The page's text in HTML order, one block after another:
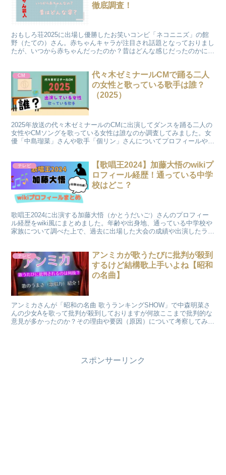
徹底調査！
おもしろ荘2025に出場し優勝したお笑いコンビ「ネコニニズ」の館
野（たての）さん。赤ちゃんキャラが注目され話題となっておりまし
たが、いつから赤ちゃんだったのか？昔はどんな感じだったのかにつ
CM
代々木ゼミナールCMで踊る二人
の女性と歌っている歌手は誰？
（2025）
2025年放送の代々木ゼミナールのCMに出演してダンスを踊る二人の
女性やCMソングを歌っている女性は誰なのか調査してみました。女
優「中島瑠菜」さんや歌手「個リン」さんについてプロフィールや経
テレビ
【歌唱王2024】加藤大悟のwikiプ
ロフィール経歴！通っている中学
校はどこ？
歌唱王2024に出演する加藤大悟（かとうだいご）さんのプロフィー
ル経歴をwiki風にまとめました。年齢や出身地、通っている中学校や
家族について調べた上で、過去に出場した大会の成績や出演したライ
テレビ
アンミカが歌うたびに批判が殺到
するけど結構歌上手いよね【昭和
の名曲】
アンミカさんが「昭和の名曲 歌うランキングSHOW」で中森明菜さ
んの少女Aを歌って批判が殺到しておりますが何故ここまで批判的な
意見が多かったのか？その理由や要因（原因）について考察してみま
スポンサーリンク